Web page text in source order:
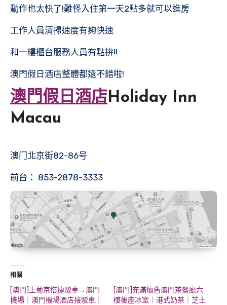
動作也太快了!難怪入住第一天2點多就可以進房
工作人員清掃速度有夠快速
和一樓櫃台服務人員有點拚!!
澳門假日酒店整體都還不錯啦!
澳門假日酒店Holiday Inn
Macau
澳门北京街82-86号
前台： 853-2878-3333
相關
[澳門]上葡京搭捷駁車→澳門
機場｜澳門機場酒店接駁車｜
[澳門]充滿懷舊澳門茶餐廳六
樓後座冰室｜港式奶茶｜芝士